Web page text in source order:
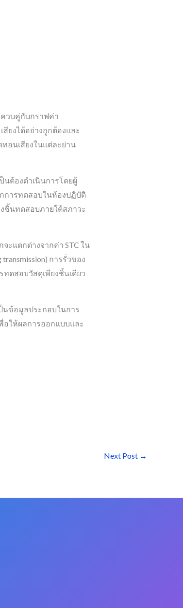
ควบคู่กับกราฟค่า
ยงได้อย่างถูกต้องและ
ทอนเสียงในแต่ละย่าน
นต้องดำเนินการโดยผู้
กการทดสอบในห้องปฏิบัติ
งชิ้นทดสอบภายใต้สภาวะ
ะแตกต่างจากค่า STC ใน
การรั่วของ
ดสอบวัสดุเพียงชิ้นเดียว
นข้อมูลประกอบในการ
อให้ผลการออกแบบและ
Next Post →